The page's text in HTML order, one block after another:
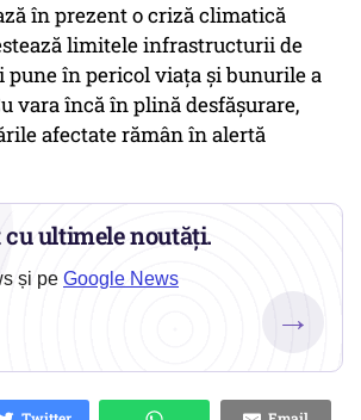
în prezent o criză climatică
limitele infrastructurii de
pune în pericol viața și bunurile a
vara încă în plină desfășurare,
afectate rămân în alertă
ultimele noutăți.
și pe Google News
→